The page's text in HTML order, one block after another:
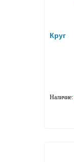
Круг
Наличие: